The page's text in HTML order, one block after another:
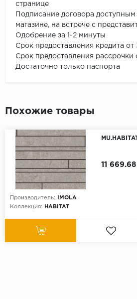
странице
Подписание договора
магазине, на встрече с
Одобрение за 1-2 минуты
Срок предоставления кредита
Срок предоставления рассрочки
Достаточно только паспорта
Похожие товары
Производитель:
IMOLA
Коллекция:
HABITAT
11